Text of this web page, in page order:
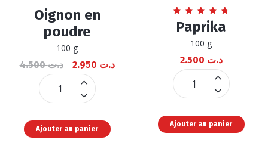
Oignon en
poudre
100 g
د.ت4.500 د.ت
Oignon
en
quantité
Ajouter au panier
4.83
sur 5
Paprika
100 g
د.ت
Paprika
quantité
Ajouter au panier